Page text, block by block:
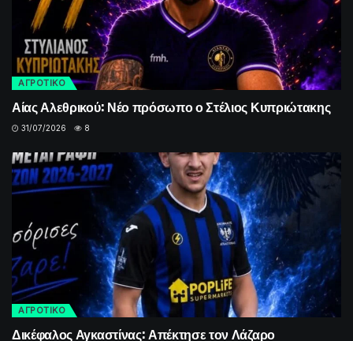
ΑΓΡΟΤΙΚΟ
Αίας Αλεθρικού: Νέο πρόσωπο ο Στέλιος Κυπριώτακης
31/07/2026 8
ΑΓΡΟΤΙΚΟ
Δικέφαλος Αγκαστίνας: Απέκτησε τον Λάζαρο